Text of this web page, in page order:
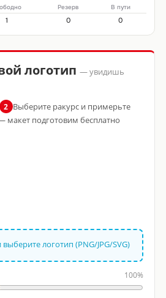
Резерв В пути
1 0 0
логотип — увидишь
2 Выберите ракурс и примерьте
макет подготовим бесплатно
логотип (PNG/JPG/SVG)
100%